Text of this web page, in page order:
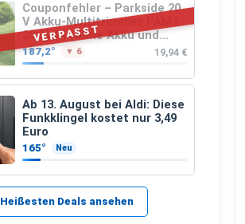
VERPASST
Couponfehler – Parkside 20
V Akku-Multitrimmer PAMT
20-Li A1 (ohne Akku und
Ladegerät)
187,2° ▼ 6 19,94 €
Ab 13. August bei Aldi: Diese
Funkklingel kostet nur 3,49
Euro
165° Neu
Heißesten Deals ansehen